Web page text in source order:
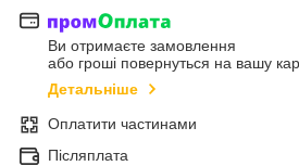
Ви отримаєте замовлення
або гроші повернуться на вашу
Детальніше
Оплатити частинами
Післяплата